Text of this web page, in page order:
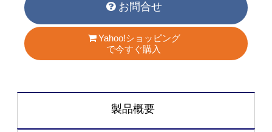
お問合せ
Yahoo!ショッピング
で今すぐ購入
製品概要